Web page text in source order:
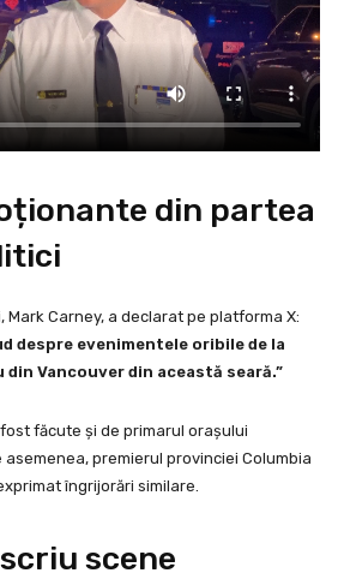
din partea
Carney, a declarat pe platforma X:
despre evenimentele oribile de la
Vancouver din această seară.”
făcute și de primarul orașului
asemenea, premierul provinciei Columbia
îngrijorări similare.
scene